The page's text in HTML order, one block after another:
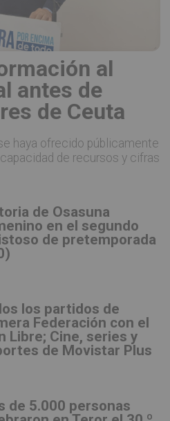
al
antes de
de Ceuta
haya ofrecido públicamente
de recursos y cifras
de Osasuna
en el segundo
de pretemporada
los partidos de
Federación con el
Libre; Cine, series y
de Movistar Plus
de 5.000 personas